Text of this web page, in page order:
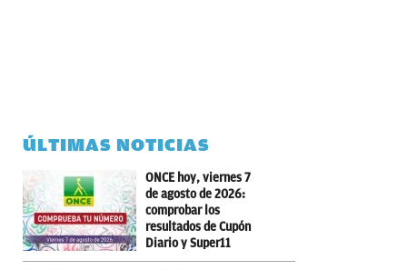
ÚLTIMAS NOTICIAS
ONCE hoy, viernes 7
de agosto de 2026:
comprobar los
resultados de Cupón
Diario y Super11